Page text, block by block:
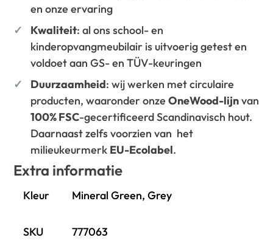
en onze ervaring
Kwaliteit: al ons school- en
kinderopvangmeubilair is uitvoerig getest en
voldoet aan GS- en TÜV-keuringen
Duurzaamheid: wij werken met circulaire
producten, waaronder onzeOneWood-lijnvan
100% FSC-gecertificeerd Scandinavisch hout.
Daarnaast zelfs voorzien van het
milieukeurmerk EU-Ecolabel.
Extra informatie
Kleur Mineral Green, Grey
SKU 777063